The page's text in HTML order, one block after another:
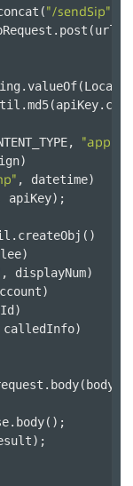
"/sendSip"
, datetime)
apiKey);
, displayNum)